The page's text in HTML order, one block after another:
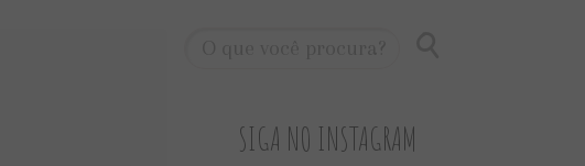
SIGA NO INSTAGRAM